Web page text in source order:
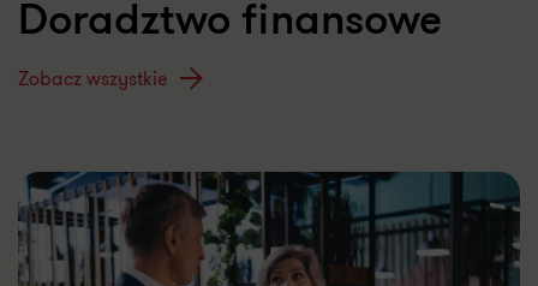
Doradztwo finansowe
Zobacz wszystkie